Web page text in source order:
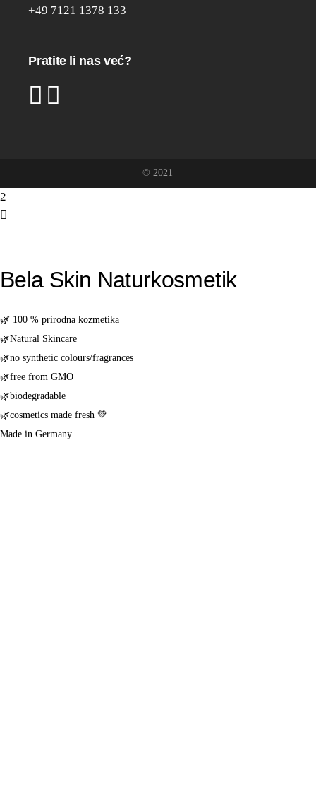
+49 7121 1378 133
Pratite li nas već?
© 2021
Bela Skin Naturkosmetik
🌿 100 % pri­rod­na kozmetika
🌿Natu­ral Skincare
🌿no syn­the­tic colours/​fragrances
🌿free from GMO
🌿biode­gra­da­ble
🌿cos­me­tics made fresh 💚
Made in Germany